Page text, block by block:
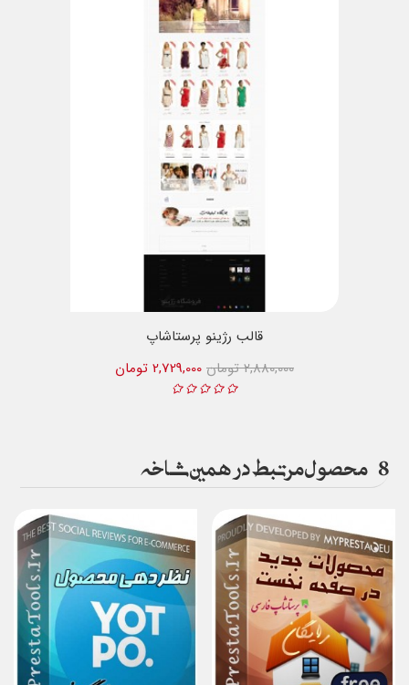
قالب رژینو پرستاشاپ
2,729,000 تومان
2,880,000 تومان
8 محصول مرتبط در همین شاخه